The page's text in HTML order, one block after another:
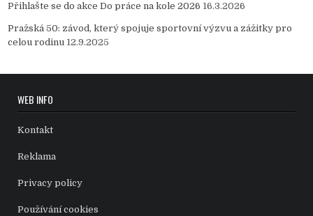
Přihlašte se do akce Do práce na kole 2026 16.3.2026
Pražská 50: závod, který spojuje sportovní výzvu a zážitky pro
celou rodinu 12.9.2025
WEB INFO
Kontakt
Reklama
Privacy policy
Používání cookies